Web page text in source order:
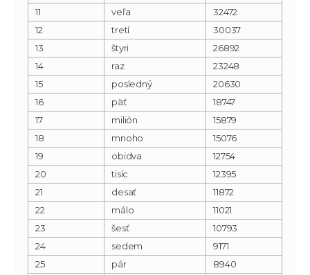
11
veľa
32472
12
tretí
30037
13
štyri
26892
14
raz
23248
15
posledný
20630
16
päť
18747
17
milión
15879
18
mnoho
15076
19
obidva
12754
20
tisíc
12395
21
desať
11872
22
málo
11021
23
šesť
10793
24
sedem
9171
25
pár
8940